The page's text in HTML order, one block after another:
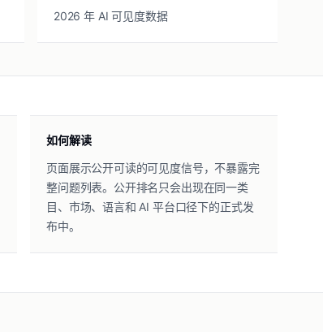
2026 年 AI 可见度数据
如何解读
页面展示公开可读的可见度信号，不暴露完
整问题列表。公开排名只会出现在同一类
目、市场、语言和 AI 平台口径下的正式发
布中。